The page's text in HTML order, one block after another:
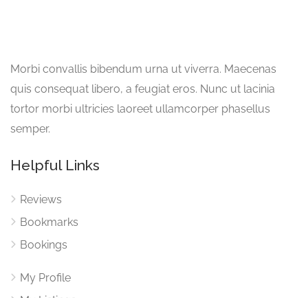
Morbi convallis bibendum urna ut viverra. Maecenas
quis consequat libero, a feugiat eros. Nunc ut lacinia
tortor morbi ultricies laoreet ullamcorper phasellus
semper.
Helpful Links
Reviews
Bookmarks
Bookings
My Profile